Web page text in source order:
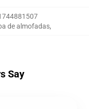
de almofadas,
Say